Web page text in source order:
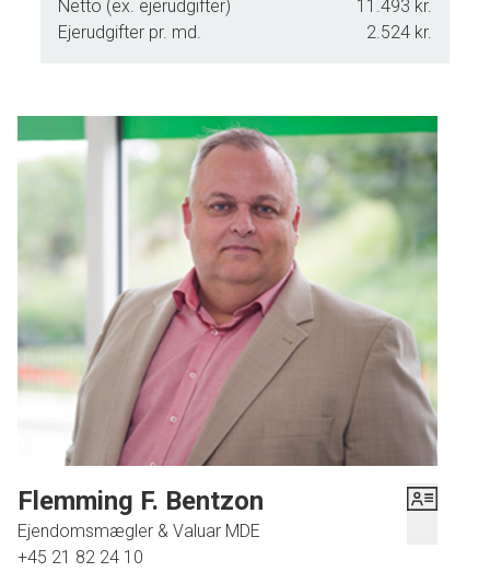
Netto (ex. ejerudgifter)
11.493 kr.
Ejerudgifter pr. md.
2.524 kr.
Flemming F. Bentzon
Ejendomsmægler & Valuar MDE
+45 21 82 24 10